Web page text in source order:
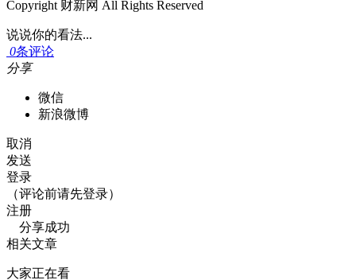
Copyright 财新网 All Rights Reserved
说说你的看法...
0条评论
分享
微信
新浪微博
取消
发送
登录
（评论前请先登录）
注册
分享成功
相关文章
大家正在看